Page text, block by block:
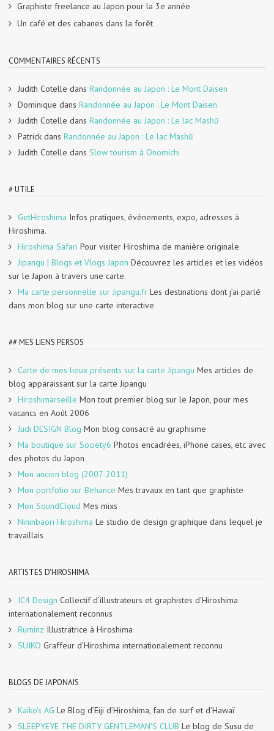
Graphiste freelance au Japon pour la 3e année
Un café et des cabanes dans la forêt
COMMENTAIRES RÉCENTS
Judith Cotelle dans Randonnée au Japon : Le Mont Daisen
Dominique dans Randonnée au Japon : Le Mont Daisen
Judith Cotelle dans Randonnée au Japon : Le lac Mashū
Patrick dans Randonnée au Japon : Le lac Mashū
Judith Cotelle dans Slow tourism à Onomichi
# UTILE
GetHiroshima Infos pratiques, évènements, expo, adresses à
Hiroshima.
Hiroshima Safari Pour visiter Hiroshima de manière originale
Jipangu | Blogs et Vlogs Japon Découvrez les articles et les vidéos
sur le Japon à travers une carte.
Ma carte personnelle sur Jipangu.fr Les destinations dont j’ai parlé
dans mon blog sur une carte interactive
## MES LIENS PERSOS
Carte de mes lieux présents sur la carte Jipangu Mes articles de
blog apparaissant sur la carte Jipangu
Hiroshimarseille Mon tout premier blog sur le Japon, pour mes
vacancs en Août 2006
Judi DESIGN Blog Mon blog consacré au graphisme
Ma boutique sur Society6 Photos encadrées, iPhone cases, etc avec
des photos du Japon
Mon ancien blog (2007-2011)
Mon portfolio sur Behance Mes travaux en tant que graphiste
Mon SoundCloud Mes mixs
Nininbaori Hiroshima Le studio de design graphique dans lequel je
travaillais
ARTISTES D'HIROSHIMA
IC4 Design Collectif d’illustrateurs et graphistes d’Hiroshima
internationalement reconnus
Ruminz Illustratrice à Hiroshima
SUIKO Graffeur d’Hiroshima internationalement reconnu
BLOGS DE JAPONAIS
Kaiko's AG Le Blog d’Eiji d’Hiroshima, fan de surf et d’Hawaï
SLEEPYEYE THE DIRTY GENTLEMAN'S CLUB Le blog de Susu de